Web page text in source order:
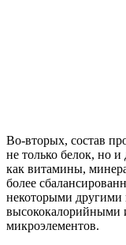
Во-вторых, состав
не только белок, но
как витамины,
более
некоторыми другими
высококалорийными
микроэлементов.